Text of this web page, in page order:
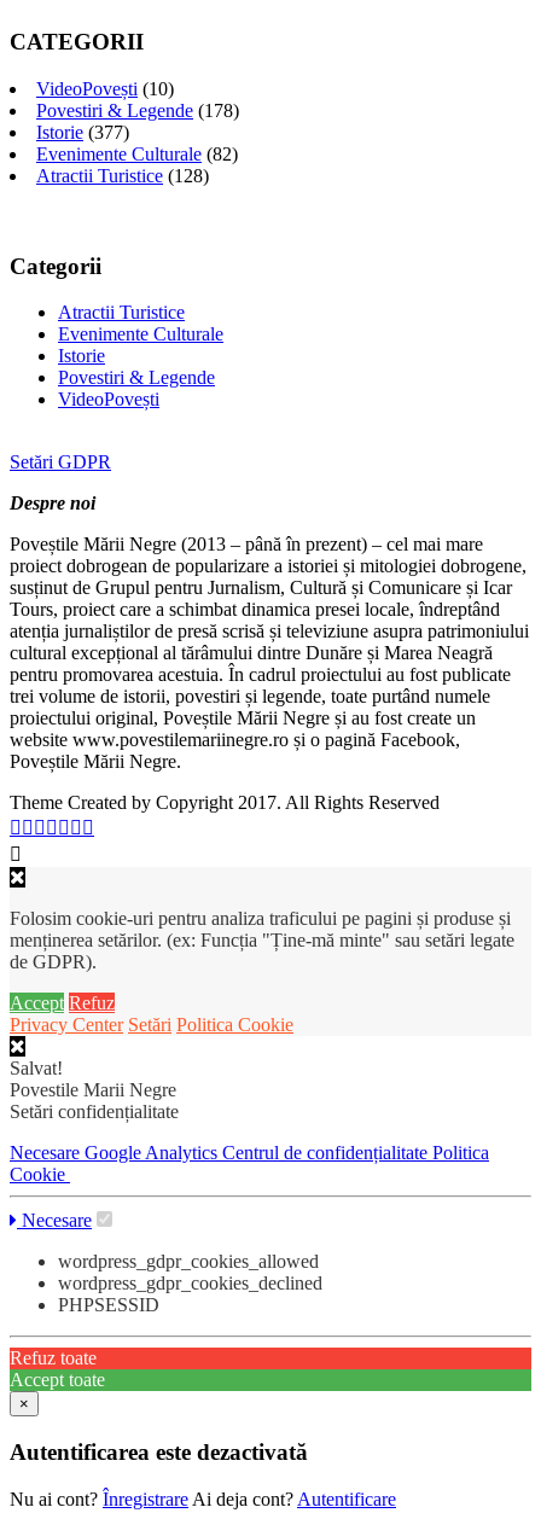
CATEGORII
VideoPovești (10)
Povestiri & Legende (178)
Istorie (377)
Evenimente Culturale (82)
Atractii Turistice (128)
Categorii
Atractii Turistice
Evenimente Culturale
Istorie
Povestiri & Legende
VideoPovești
Setări GDPR
Despre noi
Poveștile Mării Negre (2013 – până în prezent) – cel mai mare
proiect dobrogean de popularizare a istoriei și mitologiei dobrogene,
susținut de Grupul pentru Jurnalism, Cultură și Comunicare și Icar
Tours, proiect care a schimbat dinamica presei locale, îndreptând
atenția jurnaliștilor de presă scrisă și televiziune asupra patrimoniului
cultural excepțional al tărâmului dintre Dunăre și Marea Neagră
pentru promovarea acestuia. În cadrul proiectului au fost publicate
trei volume de istorii, povestiri și legende, toate purtând numele
proiectului original, Poveștile Mării Negre și au fost create un
website www.povestilemariinegre.ro și o pagină Facebook,
Poveștile Mării Negre.
Theme Created by Copyright 2017. All Rights Reserved
Folosim cookie-uri pentru analiza traficului pe pagini și produse și
menținerea setărilor. (ex: Funcția "Ține-mă minte" sau setări legate
de GDPR).
Accept Refuz
Privacy Center Setări Politica Cookie
Salvat!
Povestile Marii Negre
Setări confidențialitate
Necesare Google Analytics Centrul de confidențialitate Politica
Cookie
Necesare
wordpress_gdpr_cookies_allowed
wordpress_gdpr_cookies_declined
PHPSESSID
Refuz toate
Accept toate
×
Autentificarea este dezactivată
Nu ai cont? Înregistrare Ai deja cont? Autentificare